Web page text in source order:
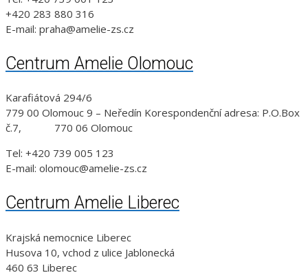
+420 283 880 316
E-mail: praha@amelie-zs.cz
Centrum Amelie Olomouc
Karafiátová 294/6
779 00 Olomouc 9 – Neředín Korespondenční adresa: P.O.Box
č.7, 770 06 Olomouc
Tel: +420 739 005 123
E-mail: olomouc@amelie-zs.cz
Centrum Amelie Liberec
Krajská nemocnice Liberec
Husova 10, vchod z ulice Jablonecká
460 63 Liberec